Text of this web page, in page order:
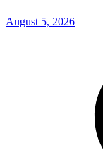
August 5, 2026